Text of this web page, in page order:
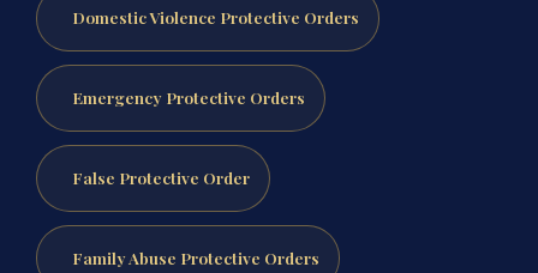
Domestic Violence Protective Orders
Emergency Protective Orders
False Protective Order
Family Abuse Protective Orders